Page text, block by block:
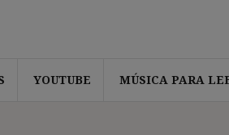
YOUTUBE MÚSICA PARA